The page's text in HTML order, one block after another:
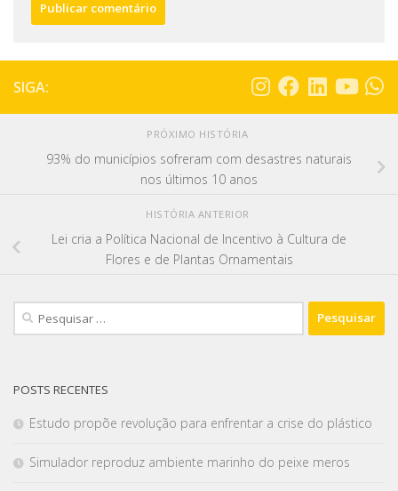
SIGA:
PRÓXIMO HISTÓRIA
93% do municípios sofreram com desastres naturais
nos últimos 10 anos
HISTÓRIA ANTERIOR
Lei cria a Política Nacional de Incentivo à Cultura de
Flores e de Plantas Ornamentais
POSTS RECENTES
Estudo propõe revolução para enfrentar a crise do plástico
Simulador reproduz ambiente marinho do peixe meros